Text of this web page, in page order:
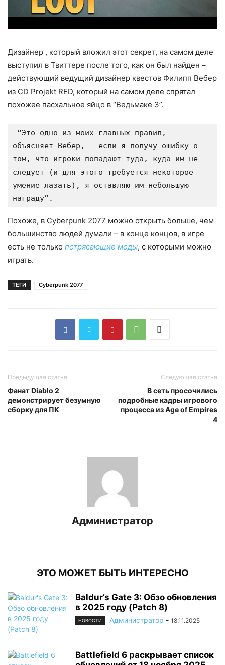
Дизайнер , который вложил этот секрет, на самом деле
выступил в Твиттере после того, как он был найден –
действующий ведущий дизайнер квестов Филипп Вебер
из CD Projekt RED, который на самом деле спрятал
похожее пасхальное яйцо в “Ведьмаке 3”.
объясняет Вебер, — если я получу ошибку о
том, что игроки попадают туда, куда им не
следует (и для этого требуется некоторое
умение лазать), я оставляю им небольшую
награду”.
Похоже, в Cyberpunk 2077 можно открыть больше, чем
большинство людей думали – в конце концов, в игре
есть не только потрясающие моды, с которыми можно
играть.
ТЕГИ Cyberpunk 2077
Предыдущая статья
Фанат Diablo 2
демонстрирует безумную
сборку для ПК
Следующая статья
В сеть просочились
подробные кадры игрового
процесса из Age of Empires
4
Администратор
ЭТО МОЖЕТ БЫТЬ ИНТЕРЕСНО
Baldur’s Gate 3: Обзо обновления
в 2025 году (Patch 8)
НОВОСТИ Администратор - 18.11.2025
Battlefield 6 раскрывает список